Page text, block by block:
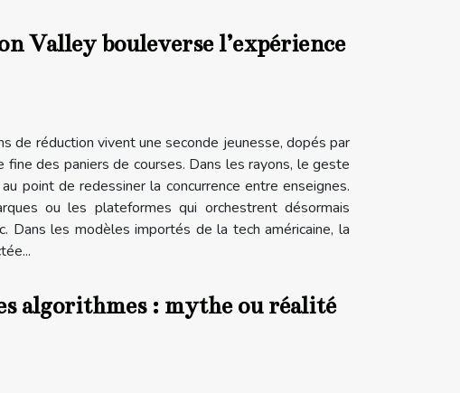
Valley bouleverse l’expérience
de réduction vivent une seconde jeunesse, dopés par
des paniers de courses. Dans les rayons, le geste
point de redessiner la concurrence entre enseignes.
ou les plateformes qui orchestrent désormais
Dans les modèles importés de la tech américaine, la
algorithmes : mythe ou réalité